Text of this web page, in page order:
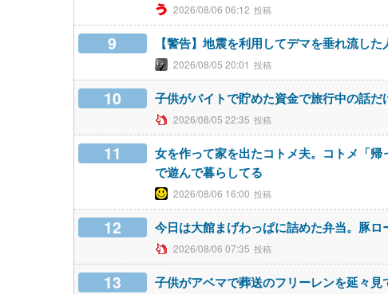
2026/08/06 06:12
9 【警告】地震を利用してデマを垂れ流し
2026/08/05 20:01
10 子供がバイトで貯めた資金で旅行中の話
2026/08/05 22:35
11
女を作って家を出たコトメ夫。コトメ「
で遊んで暮らしてる
2026/08/06 16:00
12 今日は大館まげわっぱに詰めた弁当。豚
2026/08/06 07:35
13 子供がアベマで葬送のフリーレンを延々